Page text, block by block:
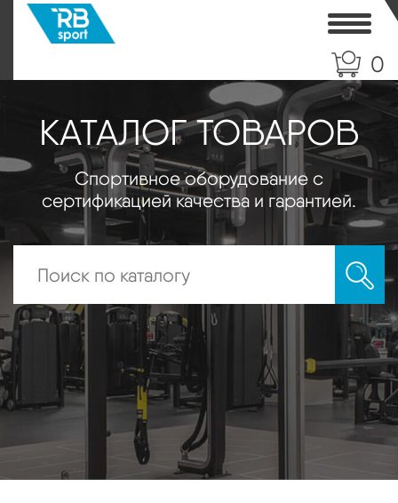
0
КАТАЛОГ ТОВАРОВ
Спортивное оборудование с
сертификацией качества и гарантией.